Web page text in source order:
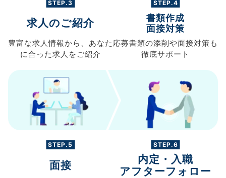
STEP.3
求人のご紹介
豊富な求人情報から、 あなた
に合った求人を ご紹介
STEP.4
書類作成
面接対策
応募書類の添削や面接対策も
徹底サポート
STEP.5
面接
STEP.6
内定・入職
アフターフォロー